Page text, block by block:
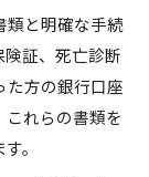
類と明確な手続
証、死亡診断
た方の銀行口座
れらの書類を
。